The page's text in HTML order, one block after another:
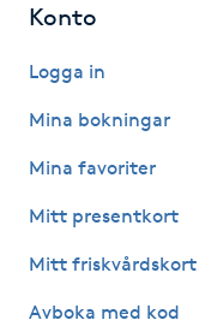
H
Hatha Yoga
Headspa
Healing
Konto
Logga in
Mina bokningar
Mina favoriter
Mitt presentkort
Mitt friskvårdskort
Avboka med kod